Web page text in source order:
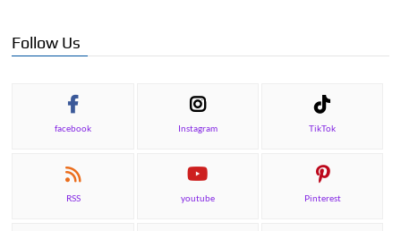
Follow Us
facebook Instagram TikTok
RSS youtube Pinterest